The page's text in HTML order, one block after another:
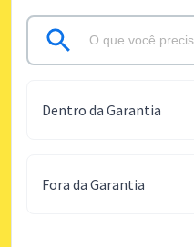
Dentro da Garantia
Fora da Garantia